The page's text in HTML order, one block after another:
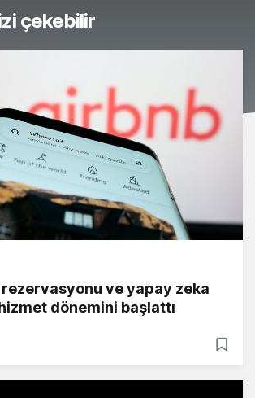
çekebilir
ve yapay zeka
dönemini başlattı